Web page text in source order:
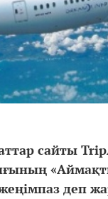
сайты
деп